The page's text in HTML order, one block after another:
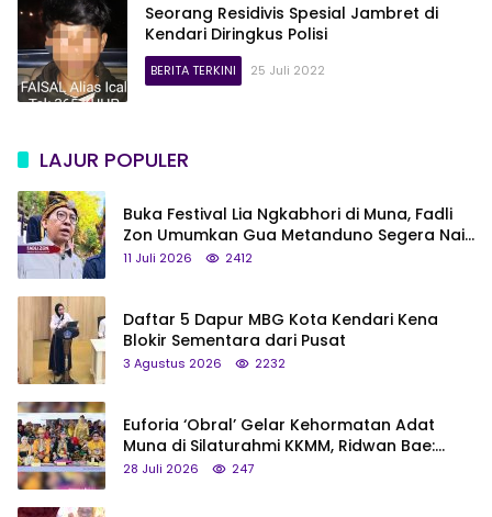
Seorang Residivis Spesial Jambret di
Kendari Diringkus Polisi
BERITA TERKINI 25 Juli 2022
LAJUR POPULER
Buka Festival Lia Ngkabhori di Muna, Fadli
Zon Umumkan Gua Metanduno Segera Naik
Status Jadi Cagar Budaya Nasional
11 Juli 2026 2412
Daftar 5 Dapur MBG Kota Kendari Kena
Blokir Sementara dari Pusat
3 Agustus 2026 2232
Euforia ‘Obral’ Gelar Kehormatan Adat
Muna di Silaturahmi KKMM, Ridwan Bae:
Saya Bukan Tipe Begitu, Belum Pantas!
28 Juli 2026 247